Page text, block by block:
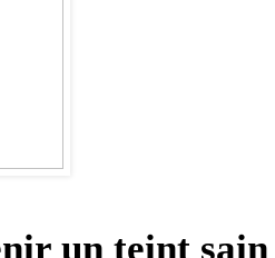
un teint